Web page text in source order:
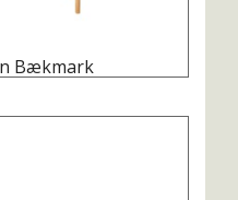
Bækmark